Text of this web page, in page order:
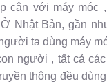
cận với máy móc
Nhật Bản, gần
ta dùng máy
người , tất cả
thông đều